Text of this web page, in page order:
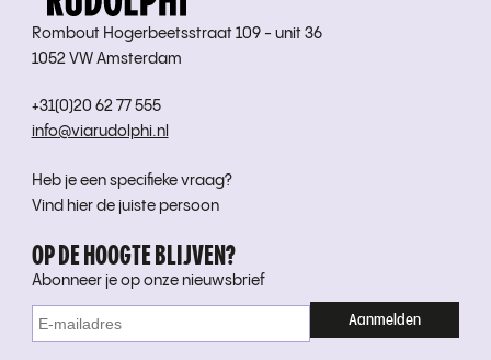
Rombout Hogerbeetsstraat 109 - unit 36
1052 VW Amsterdam
+31(0)20 62 77 555
info@viarudolphi.nl
Heb je een specifieke vraag?
Vind hier de juiste persoon
OP DE HOOGTE BLIJVEN?
Abonneer je op onze nieuwsbrief